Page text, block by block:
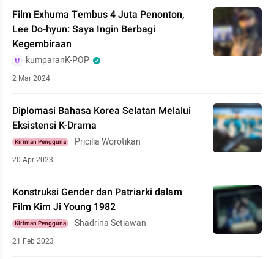
Film Exhuma Tembus 4 Juta Penonton,
Lee Do-hyun: Saya Ingin Berbagi
Kegembiraan
kumparanK-POP
2 Mar 2024
Diplomasi Bahasa Korea Selatan Melalui
Eksistensi K-Drama
Kiriman Pengguna Pricilia Worotikan
20 Apr 2023
Konstruksi Gender dan Patriarki dalam
Film Kim Ji Young 1982
Kiriman Pengguna Shadrina Setiawan
21 Feb 2023